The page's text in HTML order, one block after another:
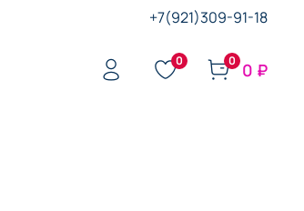
+7(921)309-91-18
0 0 0 ₽